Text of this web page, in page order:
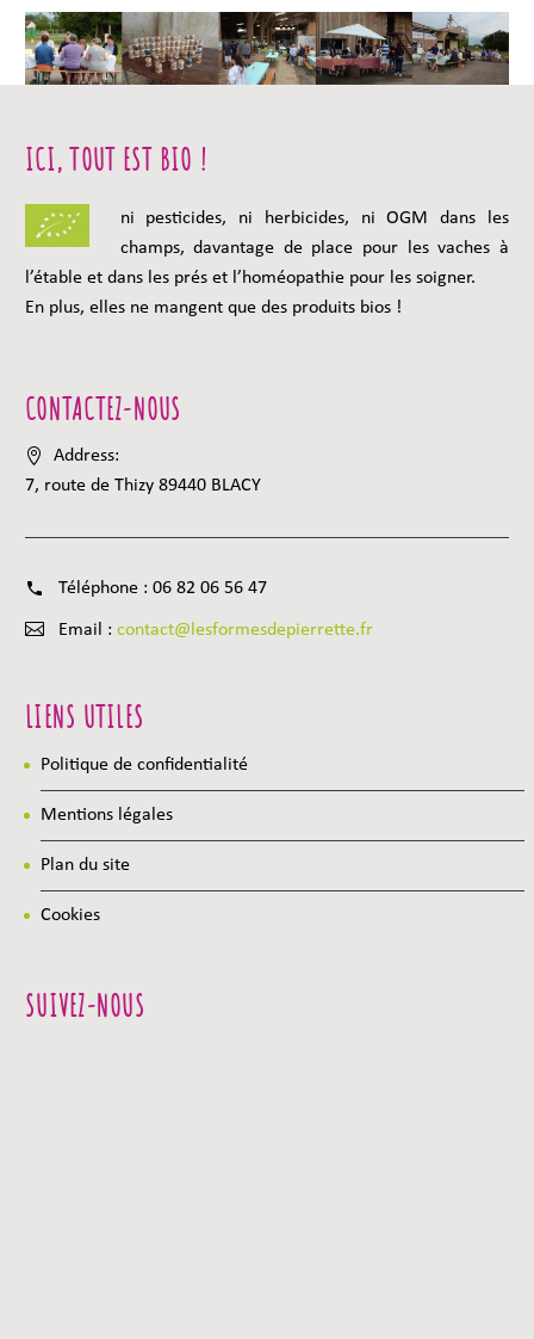
ICI, TOUT EST BIO !
ni pesticides, ni herbicides, ni OGM dans les
champs, davantage de place pour les vaches à
l’étable et dans les prés et l’homéopathie pour les soigner.
En plus, elles ne mangent que des produits bios !
CONTACTEZ-NOUS
Address:
7, route de Thizy 89440 BLACY
Téléphone : 06 82 06 56 47
Email : contact@lesformesdepierrette.fr
LIENS UTILES
Politique de confidentialité
Mentions légales
Plan du site
Cookies
SUIVEZ-NOUS